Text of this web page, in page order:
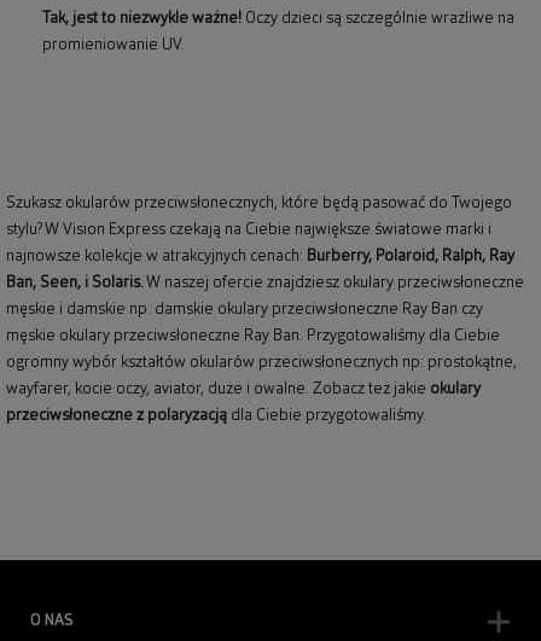
Tak, jest to niezwykle ważne! Oczy dzieci są szczególnie wrażliwe na
promieniowanie UV.
Szukasz okularów przeciwsłonecznych, które będą pasować do Twojego
stylu? W Vision Express czekają na Ciebie największe światowe marki i
najnowsze kolekcje w atrakcyjnych cenach: Burberry, Polaroid , Ralph, Ray
Ban, Seen, i Solaris.W naszej ofercie znajdziesz okulary przeciwsłoneczne
męskie i damskie np. damskie okulary przeciwsłoneczne Ray Ban czy
męskie okulary przeciwsłoneczne Ray Ban. Przygotowaliśmy dla Ciebie
ogromny wybór kształtów okularów przeciwsłonecznych np: prostokątne,
wayfarer, kocie oczy, aviator, duże i owalne. Zobacz też jakie okulary
przeciwsłoneczne z polaryzacją dla Ciebie przygotowaliśmy.
O NAS